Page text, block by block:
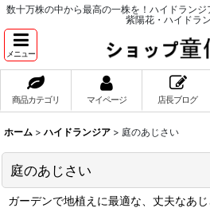
数十万株の中から最高の一株を！ハイドランジ
紫陽花・ハイドラ
メニュー
商品カテゴリ マイページ 店長ブログ
ホーム > ハイドランジア > 庭のあじさい
庭のあじさい
ガーデンで地植えに最適な、丈夫なあ